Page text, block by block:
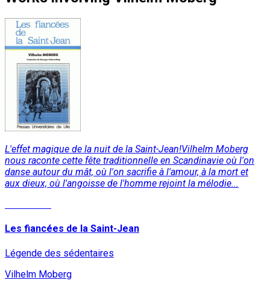
L'effet magique de la nuit de la Saint-Jean!Vilhelm Moberg
nous raconte cette fête traditionnelle en Scandinavie où l'on
danse autour du mât, où l'on sacrifie à l'amour, à la mort et
aux dieux, où l'angoisse de l'homme rejoint la mélodie...
Les fiancées de la Saint-Jean
Légende des sédentaires
Vilhelm Moberg